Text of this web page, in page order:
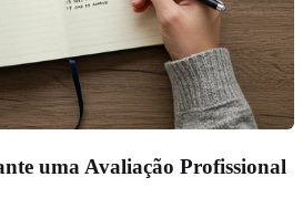
uma Avaliação Profissional